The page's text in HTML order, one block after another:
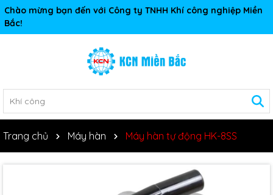
Chào mừng bạn đến với Công ty TNHH Khí công nghiệp Miền
Bắc!
Trang chủ Máy hàn Máy hàn tự động HK-8SS